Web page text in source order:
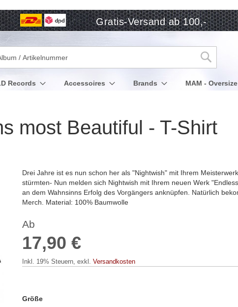
Gratis-Versand ab 100,-
Suche
Records Accessoires Brands MAM - Oversize
most Beautiful - T-Shirt
Drei Jahre ist es nun schon her als "Nightwish" mit Ihrem
stürmten- Nun melden sich Nightwish mit Ihrem neuen Werk
an dem Wahnsinns Erfolg des Vorgängers anknüpfen. Natürlich
Merch. Material: 100% Baumwolle
Ab
17,90 €
Inkl. 19% Steuern,exkl.Versandkosten
Größe